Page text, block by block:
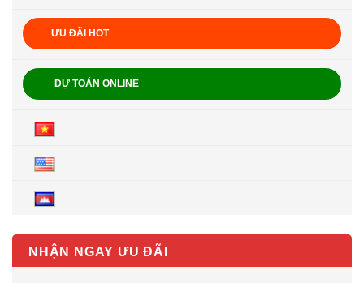
ƯU ĐÃI HOT
DỰ TOÁN ONLINE
NHẬN NGAY ƯU ĐÃI